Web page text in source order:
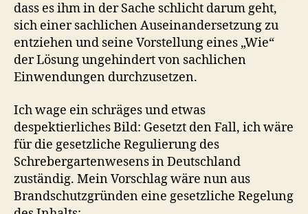
dass es ihm in der Sache schlicht darum geht,
sich einer sachlichen Auseinandersetzung zu
entziehen und seine Vorstellung eines „Wie“
der Lösung ungehindert von sachlichen
Einwendungen durchzusetzen.
Ich wage ein schräges und etwas
despektierliches Bild: Gesetzt den Fall, ich wäre
für die gesetzliche Regulierung des
Schrebergartenwesens in Deutschland
zuständig. Mein Vorschlag wäre nun aus
Brandschutzgründen eine gesetzliche Regelung